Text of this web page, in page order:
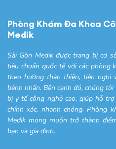
Phòng Khám Đa Khoa
Medik
Sài Gòn Medik được trang bị cơ
tiêu chuẩn quốc tế với các phòng
theo hướng thân thiện, tiện nghi
bệnh nhân. Bên cạnh đó, chúng
bị y tế công nghệ cao, giúp hỗ
chính xác, nhanh chóng. Phòng
Medik mong muốn trở thành
bạn và gia đình.